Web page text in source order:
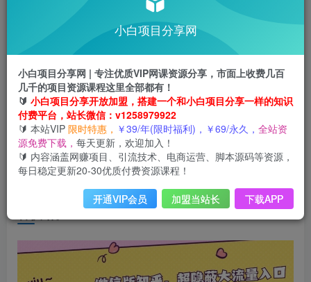
2年前更新
关注
0 263 51
第一节：平台优势及引流效果
在这一部分，我们将探讨微信搜一搜的月活用户已
达11亿的庞大流量池，以及这一优势如何为电商运
营带来巨大的引流效果。微信生态内的内容池过去
多处于割裂、分离的状态，而“问一问”功能的推
出，旨在让更好和更合适的内容、服务与用户之间
产生更精准的连接。我们将分析如何利用这一平台
优势，增加用户使用停留时长，并丰富微信生态下
的搜索内容，尤其是热点讨论和实用内容的搜索内
小白项目分享网
小白项目分享网 | 专注优质VIP网课资源分享，市面上收费几百
几千的项目资源课程这里全部都有！
🔰 小白项目分享开放加盟，搭建一个和小白项目分享一样的知识
付费平台，站长微信：v1258979922
🔰 本站VIP 限时特惠， ￥39/年(限时福利)，￥69/永久， 全站资
源免费下载， 每天更新，欢迎加入！
🔰 内容涵盖网赚项目、引流技术、电商运营、脚本源码等资源，
每日稳定更新20-30优质付费资源课程！
开通VIP会员 加盟当站长 下载APP